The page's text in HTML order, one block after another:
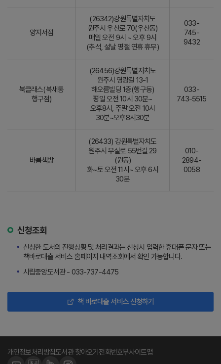
양지서점
(26342)강원특별자치도
원주시 우산로 70(우산동)
매일 오전 9시 ~ 오후 9시
(추석, 설날 명절 연휴 휴무)
033-
745-
9432
북클래스(북새통
행구점)
(26456)강원특별자치도
원주시 영랑길 13-1
해오름빌딩 1층(행구동)
평일 오전 10시 30분~
오후8시, 주말 오전 10시
30분~오후8시30분
033-
743-5515
바름책방
(26433) 강원특별자치도
원주시 무실로 55번길 29
(원동)
화~토 오전 11시~ 오후 6시
30분
010-
2894-
0058
신청조회
신청한 도서의 진행상황 및 처리결과는 신청시 입력한 휴대폰 문자 또는
책바로대출 서비스 홈페이지 내역조회에서 확인 가능합니다.
시립중앙도서관 - 033-737-4475
책 바로대출 서비스 신청하기
개인정보처리방침도서관 찾아오기 전화번호부사이트맵